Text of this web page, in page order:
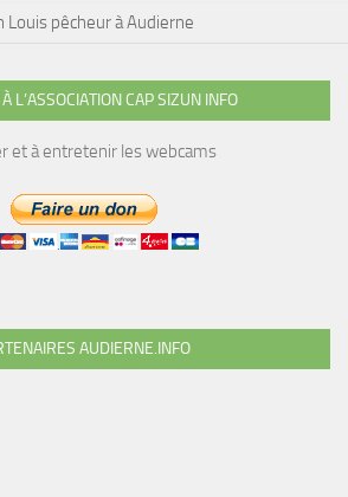
Louis pêcheur à Audierne
L’ASSOCIATION CAP SIZUN INFO
et à entretenir les webcams
AUDIERNE.INFO